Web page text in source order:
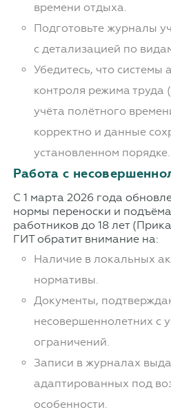
времени отдыха.
Подготовьте журналы
с детализацией по
Убедитесь, что системы
контроля режима труда
учёта полётного
корректно и данные
установленном порядке.
Работа с
С 1 марта 2026 года
нормы переноски и
работников до 18 лет
ГИТ обратит внимание на:
Наличие в локальных
нормативы.
Документы,
несовершеннолетних с
ограничений.
Записи в журналах
адаптированных под
особенности.